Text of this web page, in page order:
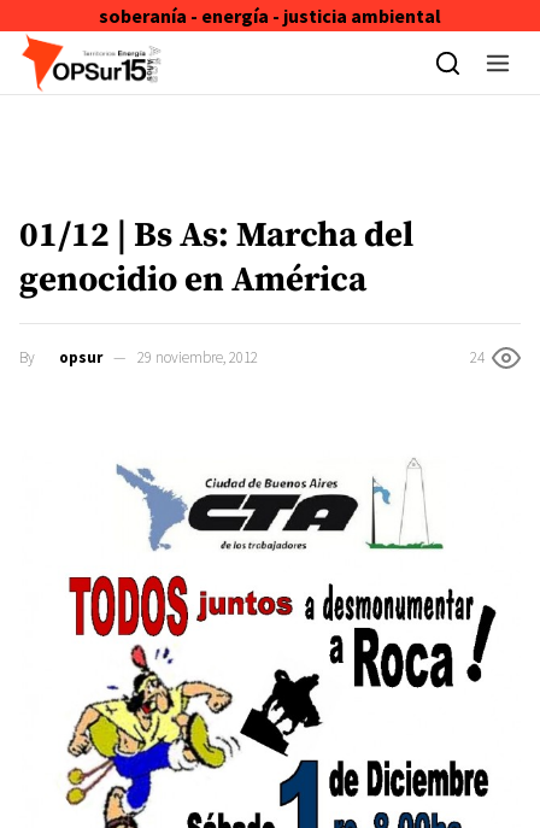
soberanía - energía - justicia ambiental
Skip to content
01/12 | Bs As: Marcha del
genocidio en América
By opsur 29 noviembre, 2012 24